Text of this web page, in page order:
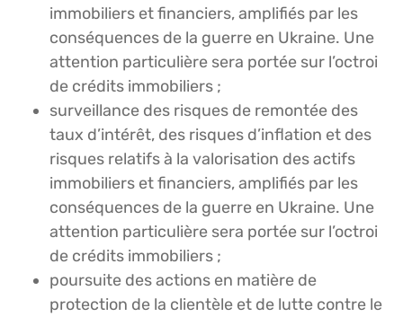
immobiliers et financiers, amplifiés par les
conséquences de la guerre en Ukraine. Une
attention particulière sera portée sur l’octroi
de crédits immobiliers ;
surveillance des risques de remontée des
taux d’intérêt, des risques d’inflation et des
risques relatifs à la valorisation des actifs
immobiliers et financiers, amplifiés par les
conséquences de la guerre en Ukraine. Une
attention particulière sera portée sur l’octroi
de crédits immobiliers ;
poursuite des actions en matière de
protection de la clientèle et de lutte contre le